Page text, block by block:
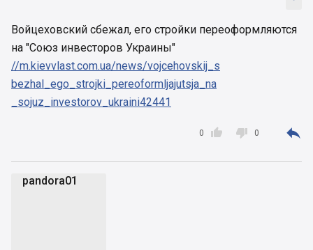
Войцеховский сбежал, его стройки переоформляются
на "Союз инвесторов Украины"
//m.kievvlast.com.ua/news/vojcehovskij_s
bezhal_ego_strojki_pereoformljajutsja_na
_sojuz_investorov_ukraini42441

0  0 
pandora01